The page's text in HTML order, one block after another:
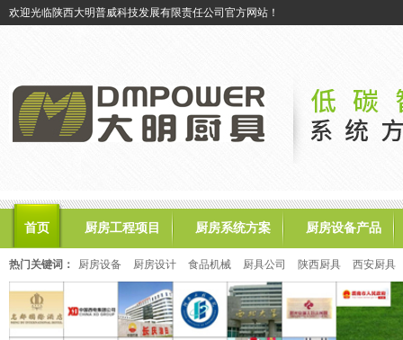
欢迎光临陕西大明普威科技发展有限责任公司官方网站！
首页 厨房工程项目 厨房系统方案 厨房设备产品
热门关键词： 厨房设备 厨房设计 食品机械 厨具公司 陕西厨具 西安厨具